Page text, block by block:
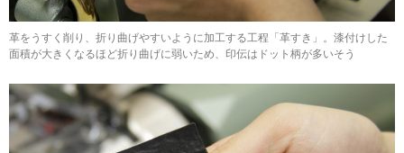
革をうすく削り、折り曲げやすいように加工する工程「革すき」。漆付けした
面積が大きくなるほど折り曲げに弱いため、印伝はドット柄が多いそう